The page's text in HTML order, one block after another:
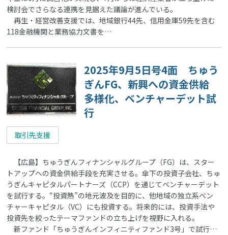
検討会でさらなる連携を見据えた議論が進んでいる。
再生・経営改善支援では、地域銀行44先、信用金庫59先を含む
118金融機関と業務協力文書を…
2025年9月5日号4面 ちゅう
ぎんFG、新興への資金供給
多様化、ベンチャーデット試
行
取引先支援
【広島】ちゅうぎんフィナンシャルグループ（FG）は、スター
トアップへの資金供給手段を充実させる。傘下の投資子会社、ちゅ
うぎんキャピタルパートナーズ（CCP）を通じてベンチャーデット
を試行する。“投資熱”の地元波及を目的に、他地域の独立系ベン
チャーキャピタル（VC）にも投資する。将来的には、投資手法や
投資先を絞ったテーマファンドの立ち上げを視野に入れる。
新ファンド「ちゅうぎんインフィニティファンド3号」で試行…